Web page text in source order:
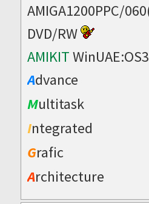
AMIGA1200PPC/
DVD/RW
AMIKIT
Advance
Multitask
Integrated
Grafic
Architecture